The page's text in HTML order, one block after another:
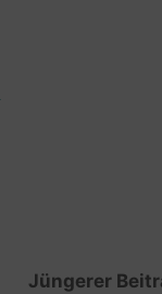
Jüngerer